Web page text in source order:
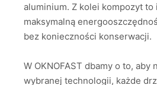
aluminium. Z kolei kompozyt to
maksymalną
bez konieczności konserwacji.
W OKNOFAST dbamy o to, aby
wybranej technologii, każde